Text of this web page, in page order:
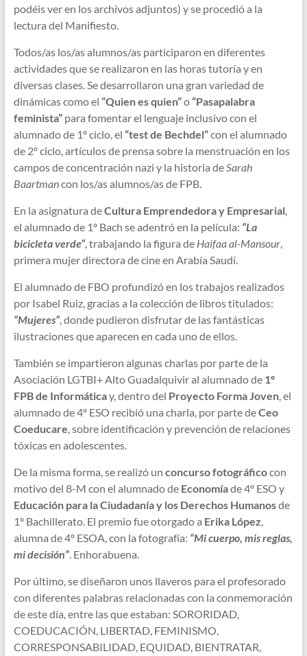
podéis ver en los archivos adjuntos) y se procedió a la
lectura del Manifiesto.
Todos/as los/as alumnos/as participaron en diferentes
actividades que se realizaron en las horas tutoría y en
diversas clases. Se desarrollaron una gran variedad de
dinámicas como el “Quien es quien”o“Pasapalabra
feminista”para fomentar el lenguaje inclusivo con el
alumnado de 1º ciclo, el “test de Bechdel”con el alumnado
de 2º ciclo, artículos de prensa sobre la menstruación en los
campos de concentración nazi y la historia deSarah
Baartmancon los/as alumnos/as de FPB.
En la asignatura deCultura Emprendedora y Empresarial,
el alumnado de 1º Bach se adentró en la película: “La
bicicleta verde”, trabajando la figura de Haifaa al-Mansour,
primera mujer directora de cine en Arabía Saudí.
El alumnado de FBO profundizó en los trabajos realizados
por Isabel Ruiz, gracias a la colección de libros titulados:
“Mujeres”, donde pudieron disfrutar de las fantásticas
ilustraciones que aparecen en cada uno de ellos.
También se impartieron algunas charlas por parte de la
Asociación LGTBI+ Alto Guadalquivir al alumnado de 1º
FPB de Informáticay, dentro del Proyecto Forma Joven, el
alumnado de 4º ESO recibió una charla, por parte deCeo
Coeducare, sobre identificación y prevención de relaciones
tóxicas en adolescentes.
De la misma forma, se realizó un concurso fotográficocon
motivo del 8-M con el alumnado de Economíade 4º ESO y
Educación para la Ciudadanía y los Derechos Humanosde
1º Bachillerato. El premio fue otorgado a Erika López,
alumna de 4º ESOA, con la fotografía: “Mi cuerpo, mis reglas,
mi decisión”. Enhorabuena.
Por último, se diseñaron unos llaveros para el profesorado
con diferentes palabras relacionadas con la conmemoración
de este día, entre las que estaban: SORORIDAD,
COEDUCACIÓN, LIBERTAD, FEMINISMO,
CORRESPONSABILIDAD, EQUIDAD, BIENTRATAR,